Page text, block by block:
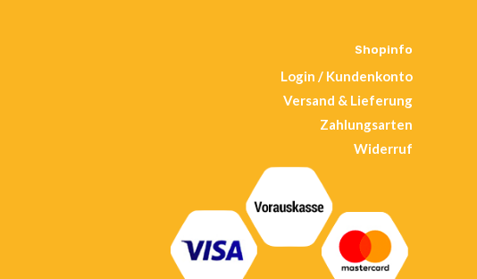
Shopinfo
Login / Kundenkonto
Versand & Lieferung
Zahlungsarten
Widerruf